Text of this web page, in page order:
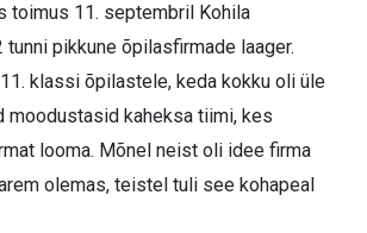
toimus 11. septembril Kohila
tunni pikkune õpilasfirmade laager.
klassi õpilastele, keda kokku oli üle
moodustasid kaheksa tiimi, kes
looma. Mõnel neist oli idee firma
olemas, teistel tuli see kohapeal